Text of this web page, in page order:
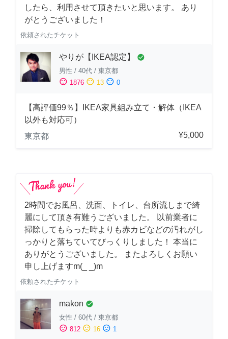
したら、利用させて頂きたいと思います。 あり
がとうございました！
依頼されたチケット
やりが【IKEA認定】 check_circle
男性 / 40代 / 東京都
sentiment_satisfied 1876 sentiment_neutral 13 sentiment_dissatisfied 0
【高評価99％】IKEA家具組み立て・解体（IKEA
以外も対応可）
東京都
¥5,000
2時間でお風呂、洗面、トイレ、台所流しまで綺
麗にして頂き有難うございました。 以前業者に
掃除してもらった時よりも赤カビなどの汚れがし
っかりと落ちていてびっくりしました！ 本当に
ありがとうございました。 またよろしくお願い
申し上げますm(_ _)m
依頼されたチケット
makon check_circle
女性 / 60代 / 東京都
sentiment_satisfied 812 sentiment_neutral 16 sentiment_dissatisfied 1